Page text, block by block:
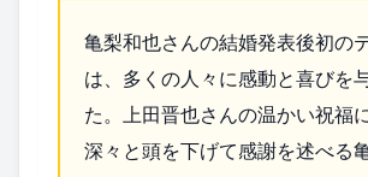
亀梨和也さんの結婚発表後初の
は、多くの人々に感動と喜びを
た。上田晋也さんの温かい祝福に
深々と頭を下げて感謝を述べる